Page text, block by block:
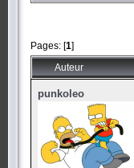
Pages: [1]
Auteur
punkoleo